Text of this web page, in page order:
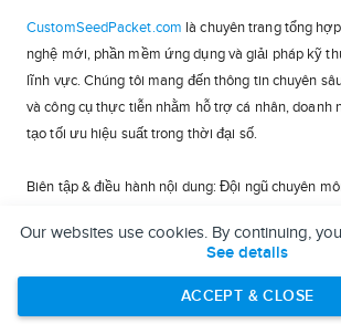
Our websites use cookies. By continuing,
See details
ACCEPT & CLOSE
CustomSeedPacket.com là chuyên trang tổng
nghệ mới, phần mềm ứng dụng và giải pháp kỹ
lĩnh vực. Chúng tôi mang đến thông tin chuyên
và công cụ thực tiễn nhằm hỗ trợ cá nhân, doanh
tạo tối ưu hiệu suất trong thời đại số.
Biên tập & điều hành nội dung: Đội ngũ chuyên
© Nội dung thuộc bản quyền KANGKANG. Mọi
Văn phòng điều hành: Lầu 5, Tòa nhà Nova